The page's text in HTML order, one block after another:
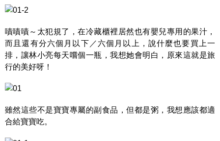
嘖嘖嘖～太犯規了，在冷藏櫃裡居然也有嬰兒專用的果汁，
而且還有分六個月以下／六個月以上，說什麼也要買上一
排，讓林小亮每天嚐個一瓶，我想她會明白，原來這就是旅
行的美好呀！
雖然這些不是寶寶專屬的副食品，但都是粥，我想應該都適
合給寶寶吃。